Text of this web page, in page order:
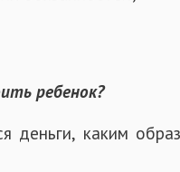
ребенок?
деньги, каким